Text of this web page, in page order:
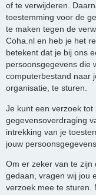
of te verwijderen.
toestemming voor de
te maken tegen de
Coha.nl en heb je het
betekent dat je bij ons
persoonsgegevens die
computerbestand naar
organisatie, te sturen.
Je kunt een verzoek tot
gegevensoverdraging
intrekking van je
jouw
Om er zeker van te
gedaan, vragen wij jou
verzoek mee te sturen.